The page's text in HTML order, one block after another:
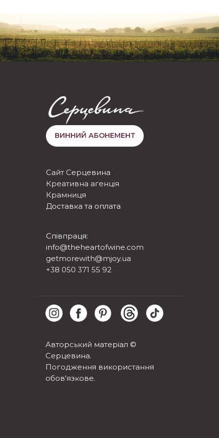
Сайт Серцевина
Креативна агенція
Крамниця
Доставка та оплата
Співпраця:
info@theheartofwine.com
getmorewith@mjoy.ua
+38 050 371 55 92
Авторський матеріал ©
Серцевина.
Погодження використання
обов'язкове.
ВИННИЙ АБОНЕМЕНТ